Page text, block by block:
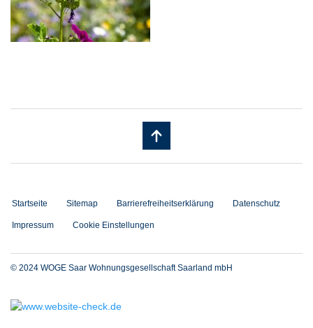
Startseite Sitemap Barrierefreiheitserklärung Datenschutz
Impressum Cookie Einstellungen
© 2024 WOGE Saar Wohnungsgesellschaft Saarland mbH